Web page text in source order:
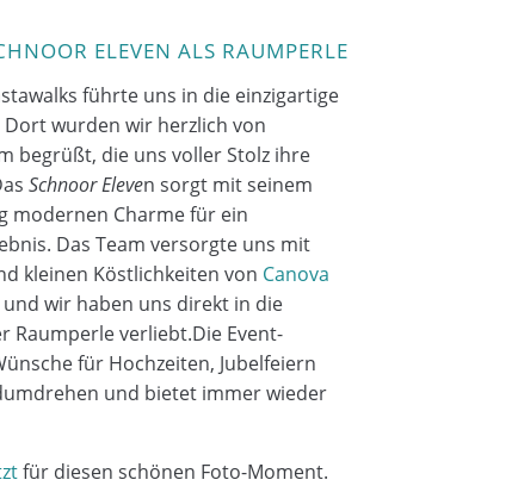
ELEVEN ALS RAUMPERLE
führte uns in die einzigartige
Dort wurden wir herzlich von
begrüßt, die uns voller Stolz ihre
Schnoor Eleven sorgt mit seinem
modernen Charme für ein
Das Team versorgte uns mit
kleinen Köstlichkeiten von Canova
wir haben uns direkt in die
Raumperle verliebt.Die Event-
für Hochzeiten, Jubelfeiern
und bietet immer wieder
für diesen schönen Foto-Moment.